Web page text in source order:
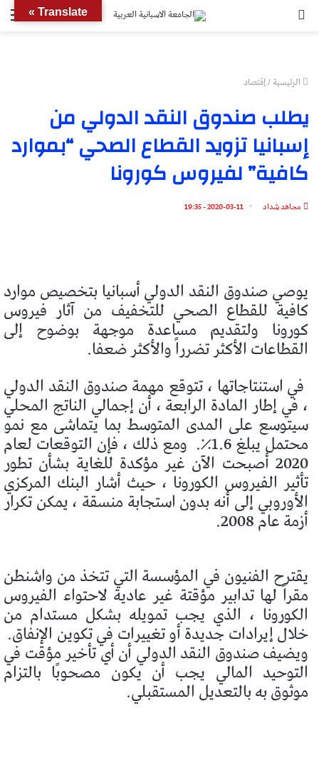
الرئيسية/إقتصاد
يطلب صندوق النقد الدولي من
إسبانيا تزويد القطاع الصحي “بموارد
كافية” لفيروس كورونا
مجاهد شداد 2020-03-11 - 19:35
يوصي صندوق النقد الدولي أسبانيا بتخصيص موارد
كافية للقطاع الصحي للتخفيف من آثار فيروس
كورونا ولتقديم مساعدة موجهة بوضوح إلى
القطاعات الأكثر تضرراً والأكثر ضعفا.
في استنتاجاتها ، تتوقع مهمة صندوق النقد الدولي
، في إطار المادة الرابعة ، أن إجمالي الناتج المحلي
سيتوسع على المدى المتوسط ​​بما يتماشى مع نمو
محتمل يبلغ 1.6٪. ومع ذلك ، فإن التوقعات لعام
2020 أصبحت الآن غير مؤكدة للغاية بشأن تطور
تأثير الفيروس الكورونا ، حيث أشار البنك المركزي
الأوروبي إلى أنه بدون استجابة منسقة ، يمكن تكرار
أزمة عام 2008.
يقترح الفنيون في المؤسسة التي تتخذ من واشنطن
مقراً لها تدابير مؤقتة غير عادية لاحتواء الفيروس
الكورونا ، الذي يجب تمويله بشكل مستدام من
خلال إيرادات جديدة أو تغييرات في تكوين الإنفاق.
ويضيف صندوق النقد الدولي أن أي تأخير مؤقت في
التوحيد المالي يجب أن يكون مصحوبًا بالتزام
موثوق به بالتعديل المستقبلي.
Translate »